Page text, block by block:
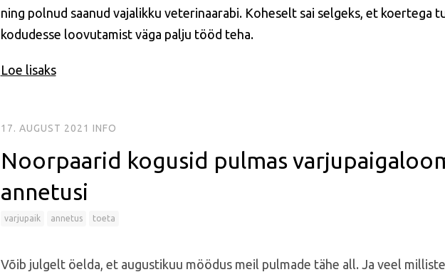
ning polnud saanud vajalikku veterinaarabi. Koheselt sai selgeks, et koertega
kodudesse loovutamist väga palju tööd teha.
Loe lisaks
17. AUGUST 2021 INFO
Noorpaarid kogusid pulmas
annetusi
varjupaik annetus toeta
Võib julgelt öelda, et augustikuu möödus meil pulmade tähe all. Ja veel